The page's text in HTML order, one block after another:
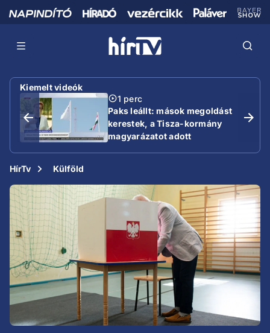
Kiemelt videók
1 perc
Paks leállt: mások megoldást
kerestek, a Tisza-kormány
magyarázatot adott
HírTv Külföld